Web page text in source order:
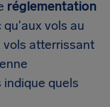
réglementation
vols au
vols atterrissant
quels